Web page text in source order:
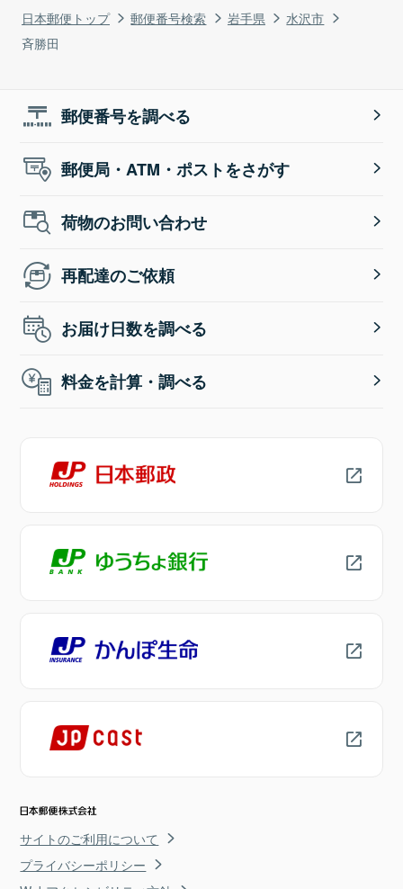
日本郵便トップ 郵便番号検索 岩手県
水沢市
斉勝田
郵便番号を調べる
郵便局・ATM・ポストをさがす
荷物のお問い合わせ
再配達のご依頼
お届け日数を調べる
料金を計算・調べる
サイトのご利用について
プライバシーポリシー